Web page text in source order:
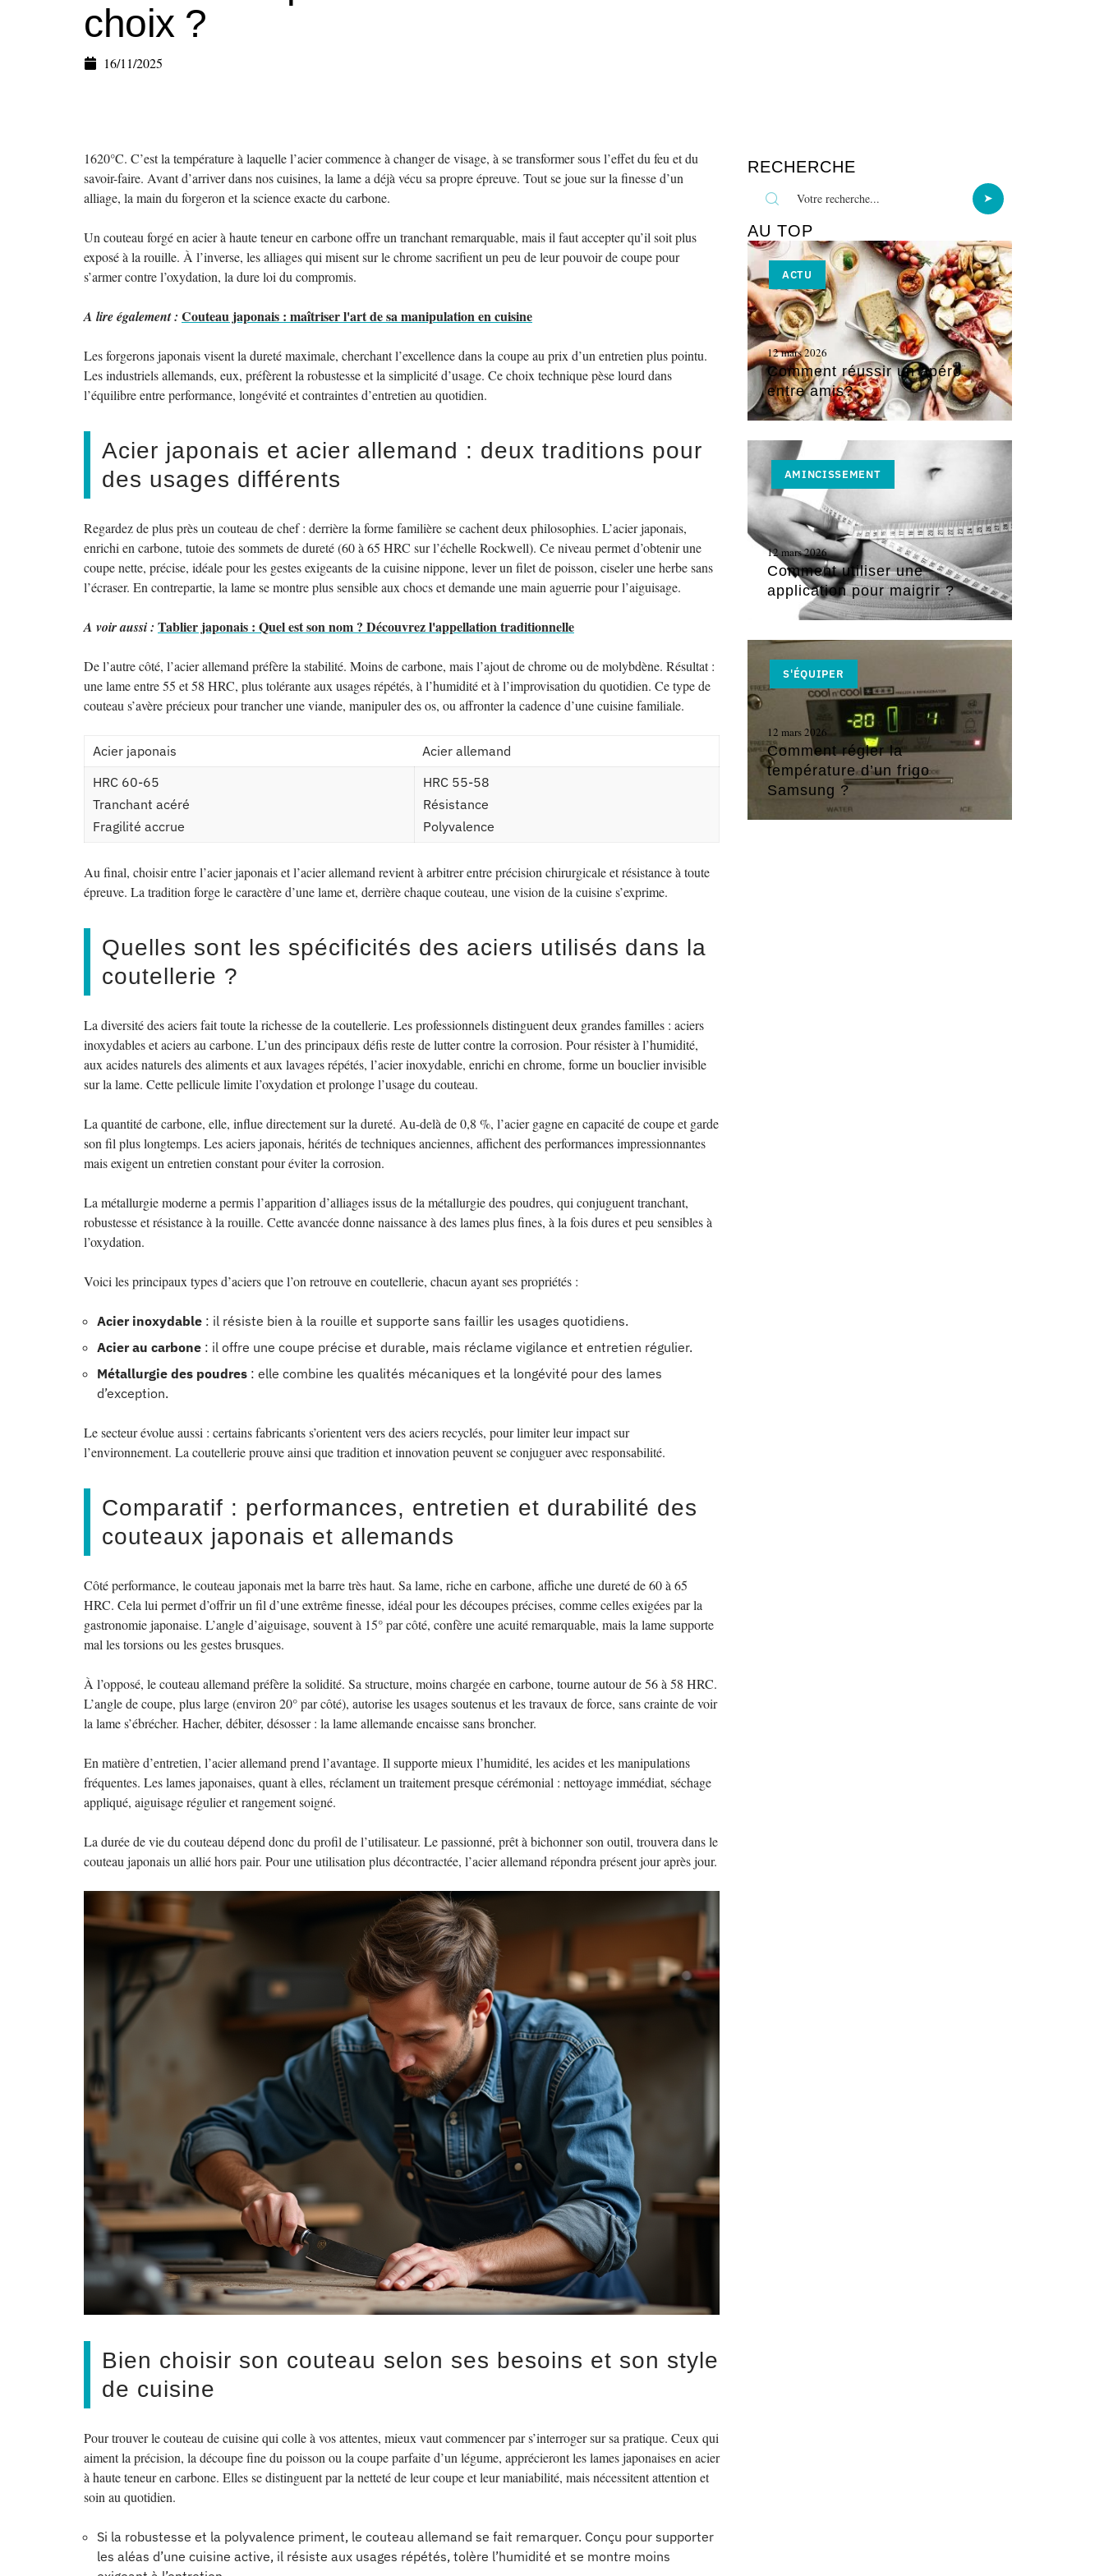
choix ?
16/11/2025
1620°C. C’est la température à laquelle l’acier commence à changer de visage, à se transformer sous l’effet du feu et du
savoir-faire. Avant d’arriver dans nos cuisines, la lame a déjà vécu sa propre épreuve. Tout se joue sur la finesse d’un
alliage, la main du forgeron et la science exacte du carbone.
Un couteau forgé en acier à haute teneur en carbone offre un tranchant remarquable, mais il faut accepter qu’il soit plus
exposé à la rouille. À l’inverse, les alliages qui misent sur le chrome sacrifient un peu de leur pouvoir de coupe pour
s’armer contre l’oxydation, la dure loi du compromis.
A lire également : Couteau japonais : maîtriser l'art de sa manipulation en cuisine
Les forgerons japonais visent la dureté maximale, cherchant l’excellence dans la coupe au prix d’un entretien plus pointu.
Les industriels allemands, eux, préfèrent la robustesse et la simplicité d’usage. Ce choix technique pèse lourd dans
l’équilibre entre performance, longévité et contraintes d’entretien au quotidien.
Acier japonais et acier allemand : deux traditions pour
des usages différents
Regardez de plus près un couteau de chef : derrière la forme familière se cachent deux philosophies. L’acier japonais,
enrichi en carbone, tutoie des sommets de dureté (60 à 65 HRC sur l’échelle Rockwell). Ce niveau permet d’obtenir une
coupe nette, précise, idéale pour les gestes exigeants de la cuisine nippone, lever un filet de poisson, ciseler une herbe sans
l’écraser. En contrepartie, la lame se montre plus sensible aux chocs et demande une main aguerrie pour l’aiguisage.
A voir aussi : Tablier japonais : Quel est son nom ? Découvrez l'appellation traditionnelle
De l’autre côté, l’acier allemand préfère la stabilité. Moins de carbone, mais l’ajout de chrome ou de molybdène. Résultat :
une lame entre 55 et 58 HRC, plus tolérante aux usages répétés, à l’humidité et à l’improvisation du quotidien. Ce type de
couteau s’avère précieux pour trancher une viande, manipuler des os, ou affronter la cadence d’une cuisine familiale.
Acier japonais
Acier allemand
HRC 60-65
Tranchant acéré
Fragilité accrue
HRC 55-58
Résistance
Polyvalence
Au final, choisir entre l’acier japonais et l’acier allemand revient à arbitrer entre précision chirurgicale et résistance à toute
épreuve. La tradition forge le caractère d’une lame et, derrière chaque couteau, une vision de la cuisine s’exprime.
Quelles sont les spécificités des aciers utilisés dans la
coutellerie ?
La diversité des aciers fait toute la richesse de la coutellerie. Les professionnels distinguent deux grandes familles : aciers
inoxydables et aciers au carbone. L’un des principaux défis reste de lutter contre la corrosion. Pour résister à l’humidité,
aux acides naturels des aliments et aux lavages répétés, l’acier inoxydable, enrichi en chrome, forme un bouclier invisible
sur la lame. Cette pellicule limite l’oxydation et prolonge l’usage du couteau.
La quantité de carbone, elle, influe directement sur la dureté. Au-delà de 0,8 %, l’acier gagne en capacité de coupe et garde
son fil plus longtemps. Les aciers japonais, hérités de techniques anciennes, affichent des performances impressionnantes
mais exigent un entretien constant pour éviter la corrosion.
La métallurgie moderne a permis l’apparition d’alliages issus de la métallurgie des poudres, qui conjuguent tranchant,
robustesse et résistance à la rouille. Cette avancée donne naissance à des lames plus fines, à la fois dures et peu sensibles à
l’oxydation.
Voici les principaux types d’aciers que l’on retrouve en coutellerie, chacun ayant ses propriétés :
Acier inoxydable : il résiste bien à la rouille et supporte sans faillir les usages quotidiens.
Acier au carbone : il offre une coupe précise et durable, mais réclame vigilance et entretien régulier.
Métallurgie des poudres : elle combine les qualités mécaniques et la longévité pour des lames
d’exception.
Le secteur évolue aussi : certains fabricants s’orientent vers des aciers recyclés, pour limiter leur impact sur
l’environnement. La coutellerie prouve ainsi que tradition et innovation peuvent se conjuguer avec responsabilité.
Comparatif : performances, entretien et durabilité des
couteaux japonais et allemands
Côté performance, le couteau japonais met la barre très haut. Sa lame, riche en carbone, affiche une dureté de 60 à 65
HRC. Cela lui permet d’offrir un fil d’une extrême finesse, idéal pour les découpes précises, comme celles exigées par la
gastronomie japonaise. L’angle d’aiguisage, souvent à 15° par côté, confère une acuité remarquable, mais la lame supporte
mal les torsions ou les gestes brusques.
À l’opposé, le couteau allemand préfère la solidité. Sa structure, moins chargée en carbone, tourne autour de 56 à 58 HRC.
L’angle de coupe, plus large (environ 20° par côté), autorise les usages soutenus et les travaux de force, sans crainte de voir
la lame s’ébrécher. Hacher, débiter, désosser : la lame allemande encaisse sans broncher.
En matière d’entretien, l’acier allemand prend l’avantage. Il supporte mieux l’humidité, les acides et les manipulations
fréquentes. Les lames japonaises, quant à elles, réclament un traitement presque cérémonial : nettoyage immédiat, séchage
appliqué, aiguisage régulier et rangement soigné.
La durée de vie du couteau dépend donc du profil de l’utilisateur. Le passionné, prêt à bichonner son outil, trouvera dans le
couteau japonais un allié hors pair. Pour une utilisation plus décontractée, l’acier allemand répondra présent jour après jour.
Bien choisir son couteau selon ses besoins et son style
de cuisine
Pour trouver le couteau de cuisine qui colle à vos attentes, mieux vaut commencer par s’interroger sur sa pratique. Ceux qui
aiment la précision, la découpe fine du poisson ou la coupe parfaite d’un légume, apprécieront les lames japonaises en acier
à haute teneur en carbone. Elles se distinguent par la netteté de leur coupe et leur maniabilité, mais nécessitent attention et
soin au quotidien.
Si la robustesse et la polyvalence priment, le couteau allemand se fait remarquer. Conçu pour supporter
les aléas d’une cuisine active, il résiste aux usages répétés, tolère l’humidité et se montre moins
RECHERCHE
AU TOP
ACTU
12 mars 2026
Comment réussir un apéro
entre amis?
AMINCISSEMENT
12 mars 2026
Comment utiliser une
application pour maigrir ?
S'ÉQUIPER
12 mars 2026
Comment régler la
température d’un frigo
Samsung ?